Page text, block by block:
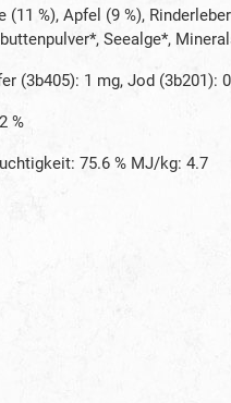
%), Apfel (9 %),
Seealge*,
(3b405): 1 mg, Jod (3b201):
%
75.6 % MJ/kg: 4.7